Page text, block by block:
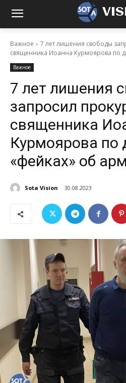
Важное
7 лет лишения свободы
священника Иоанна Курмоярова по
Важное
7 лет лишения
запросил
священника
Курмоярова по
«фейках» об
Sota Vision 30.08.2023